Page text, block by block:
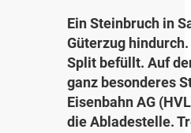
Ein Steinbruch in
Güterzug
Split befüllt. Auf
ganz besonderes
Eisenbahn AG
die Abladestelle.